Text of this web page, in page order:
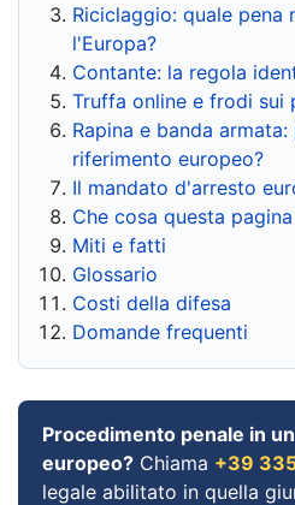
Riciclaggio: quale pena
l'Europa?
Contante: la regola
Truffa online e frodi sui
Rapina e banda
riferimento europeo?
Il mandato d'arresto
Che cosa questa
Miti e fatti
Glossario
Costi della difesa
Domande frequenti
Procedimento penale in
europeo? Chiama +39
legale abilitato in quella